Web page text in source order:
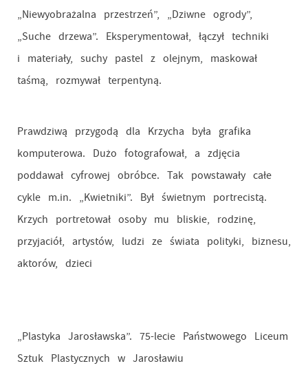
„Niewyobrażalna przestrzeń”, „Dziwne ogrody”,
„Suche drzewa”. Eksperymentował, łączył techniki
i materiały, suchy pastel z olejnym, maskował
taśmą, rozmywał terpentyną.
Prawdziwą przygodą dla Krzycha była grafika
komputerowa. Dużo fotografował, a zdjęcia
poddawał cyfrowej obróbce. Tak powstawały całe
cykle m.in. „Kwietniki”. Był świetnym portrecistą.
Krzych portretował osoby mu bliskie, rodzinę,
przyjaciół, artystów, ludzi ze świata polityki, biznesu,
aktorów, dzieci
„Plastyka Jarosławska”. 75-lecie Państwowego Liceum
Sztuk Plastycznych w Jarosławiu